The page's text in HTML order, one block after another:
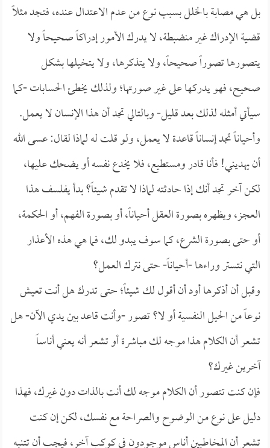
بل هي مصابة بالخلل بسبب نوع من عدم الاعتدال عنده، فتجد مثلاً
قضية الإدراك غير منضبطة، لا يدرك الأمور إدراكاً صحيحاً ولا
يتصورها تصوراً صحيحاً، ولا يتذكرها، ولا يتخيلها بشكل
صحيح، فهو يدركها على غير صورتها؛ ولذلك يخطئ الحسابات -كما
سيأتي أمثله لذلك بعد قليل- وبالتالي تجد أن هذا الإنسان لا يعمل.
وأحياناً تجد إنساناً قاعدة لا يعمل، ولو قلت له لماذا لقال: عسى الله
أن يهديني! فأنا قادر ومستطيع، فلا يخدع نفسه أو يضحك عليها،
لكن آخر تجد أنك إذا حادثته لماذا لا تقدم شيئاً؟ بدأ يفلسف هذا
العجز، ويظهره بصورة العقل أحياناً، أو بصورة الفهم، أو الحكمة،
أو حتى بصورة الشرع، كما سوف يبدو لك، فما هي هذه الأعذار
التي نتستر وراءها -أحياناً- حتى نترك العمل؟
وقبل أن أذكرها أود أن أقول لك شيئاً؛ حتى تدرك هل أنت تعيش
نوعاً من الحيل النفسية أو لا؟ تصور -وأنت قاعد بين يدي الآن- هل
تشعر أن الكلام هذا موجه لك مباشرة أو تشعر أنه يعني أناساً
آخرين غيرك؟
فإن كنت تتصور أن الكلام موجه لك أنت بالذات دون غيرك، فهذا
دليل على نوع من الوضوح والصراحة مع نفسك، لكن إن كنت